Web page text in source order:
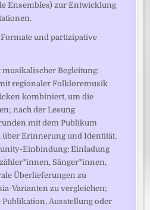
Ensembles) zur Entwicklung
und partizipative
Begleitung:
regionaler Folkloremusik
kombiniert, um die
nach der Lesung
mit dem Publikum
über Erinnerung und Identität.
Einbindung: Einladung
Sänger*innen,
Überlieferungen zu
Varianten zu vergleichen;
Ausstellung oder